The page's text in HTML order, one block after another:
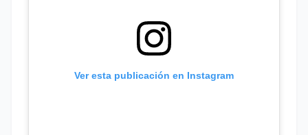
Ver esta publicación en Instagram